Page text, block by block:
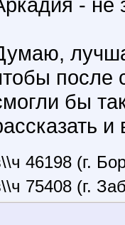
после
бы
и
46198 (г.
75408 (г.